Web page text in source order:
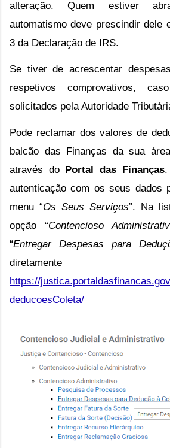
alteração. Quem estiver
automatismo deve prescindir dele
3 da Declaração de IRS.
Se tiver de acrescentar
respetivos comprovativos,
solicitados pela Autoridade
Pode reclamar dos valores de
balcão das Finanças da sua
através do Portal das Finanças.
autenticação com os seus dados
menu “Os Seus Serviços”. Na
opção “Contencioso
“Entregar Despesas para
https://
deducoesColeta/